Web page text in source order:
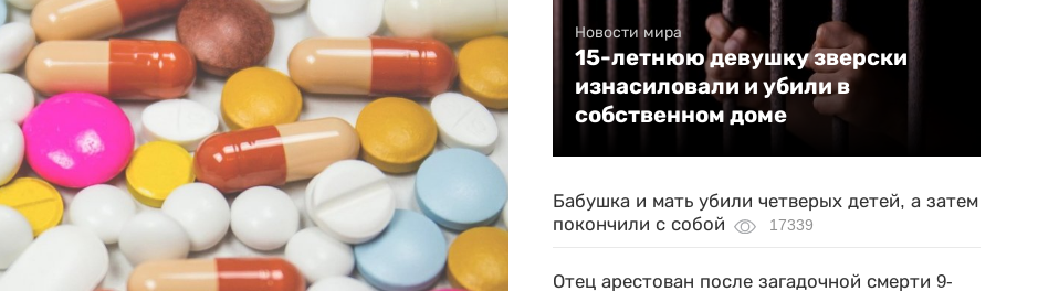
Новости мира
15-летнюю девушку зверски
изнасиловали и убили в
собственном доме
Бабушка и мать убили четверых детей, а затем
покончили с собой
17339
Отец арестован после загадочной смерти 9-